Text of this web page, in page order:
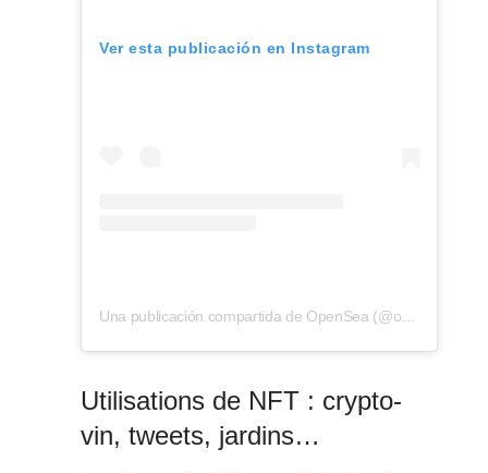
Ver esta publicación en Instagram
Una publicación compartida de OpenSea (@opensea)
Utilisations de NFT : crypto-
vin, tweets, jardins…